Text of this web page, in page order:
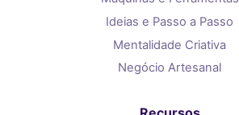
Ideias e Passo a Passo
Mentalidade Criativa
Negócio Artesanal